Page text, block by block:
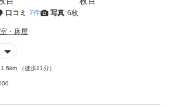
口コミ 7件 写真 6枚
・床屋
（徒歩21分）